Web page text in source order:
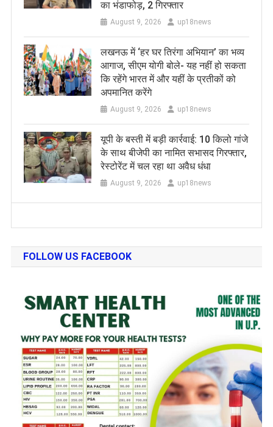
का भंडाफोड़, 2 गिरफ्तार
August 9, 2026 up18news
लखनऊ में ‘हर घर तिरंगा अभियान’ का भव्य
आगाज, सीएम योगी बोले- यह नहीं हो सकता
कि रहेंगे भारत में और यहीं के प्रतीकों को
अपमानित करेंगे
August 9, 2026 up18news
यूपी के बस्ती में बड़ी कार्रवाई: 10 किलो गांजे
के साथ बीजेपी का नामित सभासद गिरफ्तार,
रेस्टोरेंट में चल रहा था अवैध धंधा
August 9, 2026 up18news
FOLLOW US FACEBOOK